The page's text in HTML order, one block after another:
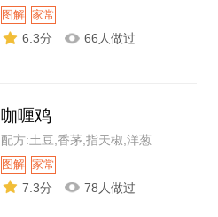
图解 家常
6.3分 66人做过
咖喱鸡
配方:土豆,香茅,指天椒,洋葱
图解 家常
7.3分 78人做过